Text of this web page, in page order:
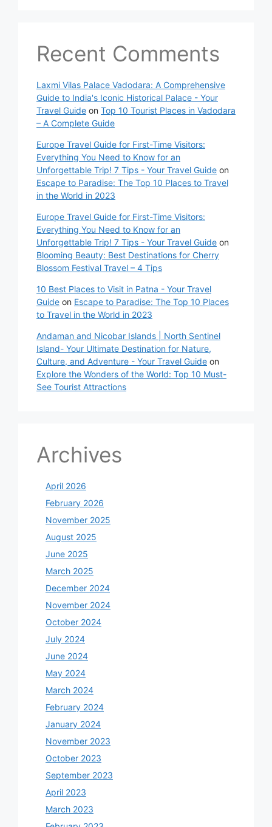
Recent Comments
Laxmi Vilas Palace Vadodara: A Comprehensive
Guide to India's Iconic Historical Palace - Your
Travel Guide on Top 10 Tourist Places in Vadodara
– A Complete Guide
Europe Travel Guide for First-Time Visitors:
Everything You Need to Know for an
Unforgettable Trip! 7 Tips - Your Travel Guide on
Escape to Paradise: The Top 10 Places to Travel
in the World in 2023
Europe Travel Guide for First-Time Visitors:
Everything You Need to Know for an
Unforgettable Trip! 7 Tips - Your Travel Guide on
Blooming Beauty: Best Destinations for Cherry
Blossom Festival Travel – 4 Tips
10 Best Places to Visit in Patna - Your Travel
Guide on Escape to Paradise: The Top 10 Places
to Travel in the World in 2023
Andaman and Nicobar Islands | North Sentinel
Island- Your Ultimate Destination for Nature,
Culture, and Adventure - Your Travel Guide on
Explore the Wonders of the World: Top 10 Must-
See Tourist Attractions
Archives
April 2026
February 2026
November 2025
August 2025
June 2025
March 2025
December 2024
November 2024
October 2024
July 2024
June 2024
May 2024
March 2024
February 2024
January 2024
November 2023
October 2023
September 2023
April 2023
March 2023